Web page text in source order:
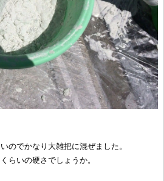
のでかなり大雑把に混ぜました。
らいの硬さでしょうか。